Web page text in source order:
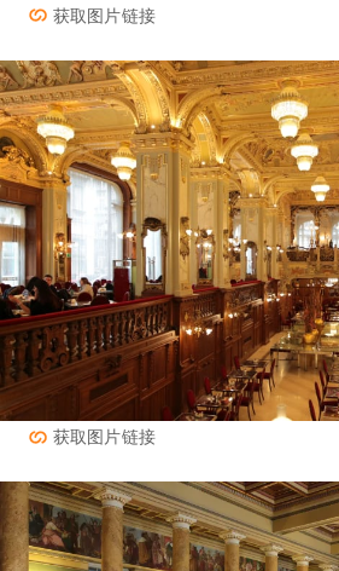
获取图片链接
获取图片链接